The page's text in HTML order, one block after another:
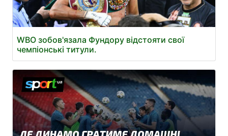
WBO зобов'язала Фундору відстояти свої
чемпіонські титули.